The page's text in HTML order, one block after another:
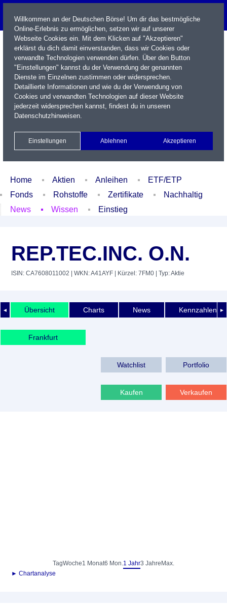
Name / WKN / ISIN / Kürzel
Xetra Realtime
Watchlist Portfolio Login
Home Aktien Anleihen
ETF/ETP
Fonds
Rohstoffe Zertifikate
Nachhaltig
News
Wissen Einstieg
REP.TEC.INC. O.N.
ISIN: CA7608011002 | WKN: A41AYF | Kürzel: 7FM0 | Typ: Aktie
◄ ►
Übersicht Charts News Kennzahlen
Frankfurt
Watchlist Portfolio
Kaufen Verkaufen
TagWoche1 Monat6 Mon.1 Jahr3 Jahre Max.
► Chartanalyse
Willkommen an der Deutschen Börse! Um dir das bestmögliche
Online-Erlebnis zu ermöglichen, setzen wir auf unserer
Webseite Cookies ein. Mit dem Klicken auf "Akzeptieren"
erklärst du dich damit einverstanden, dass wir Cookies oder
verwandte Technologien verwenden dürfen. Über den Button
"Einstellungen" kannst du der Verwendung der genannten
Dienste im Einzelnen zustimmen oder widersprechen.
Detaillierte Informationen und wie du der Verwendung von
Cookies und verwandten Technologien auf dieser Website
jederzeit widersprechen kannst, findest du in unseren
Datenschutzhinweisen.
Einstellungen Ablehnen Akzeptieren